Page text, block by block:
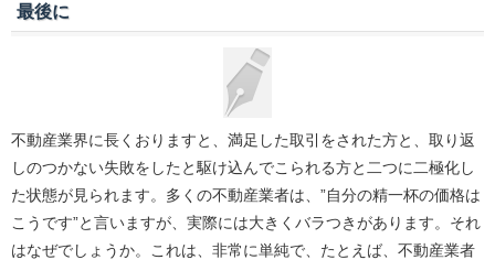
最後に
不動産業界に長くおりますと、満足した取引をされた方と、取り返
しのつかない失敗をしたと駆け込んでこられる方と二つに二極化し
た状態が見られます。多くの不動産業者は、”自分の精一杯の価格は
こうです”と言いますが、実際には大きくバラつきがあります。それ
はなぜでしょうか。これは、非常に単純で、たとえば、不動産業者